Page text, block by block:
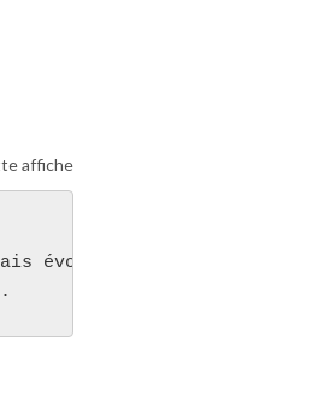
affiche
évoluera en fonction